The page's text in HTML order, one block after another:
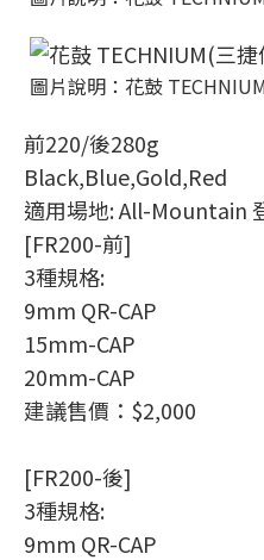
圖片說明：花鼓
前220/後280g
Black,Blue,Gold,Red
適用場地: All-Mountain
[FR200-前]
3種規格:
9mm QR-CAP
15mm-CAP
20mm-CAP
建議售價：$2,000
[FR200-後]
3種規格:
9mm QR-CAP